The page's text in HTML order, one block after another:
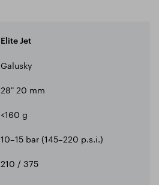
Elite Jet
Galusky
28" 20 mm
<160 g
10–15 bar (145–220 p.s.i.)
210 / 375